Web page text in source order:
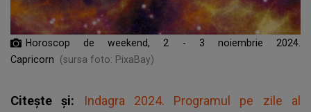
Horoscop de weekend, 2 - 3 noiembrie 2024.
Capricorn
(sursa foto: PixaBay)
Citește și:
Indagra 2024. Programul pe zile al